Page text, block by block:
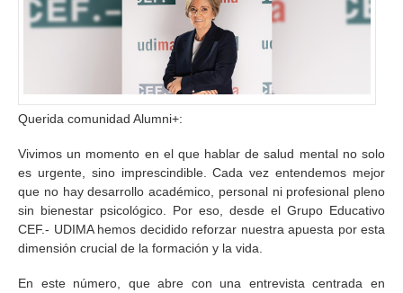
Querida comunidad Alumni+:
Vivimos un momento en el que hablar de salud mental no solo
es urgente, sino imprescindible. Cada vez entendemos mejor
que no hay desarrollo académico, personal ni profesional pleno
sin bienestar psicológico. Por eso, desde el Grupo Educativo
CEF.- UDIMA hemos decidido reforzar nuestra apuesta por esta
dimensión crucial de la formación y la vida.
En este número, que abre con una entrevista centrada en